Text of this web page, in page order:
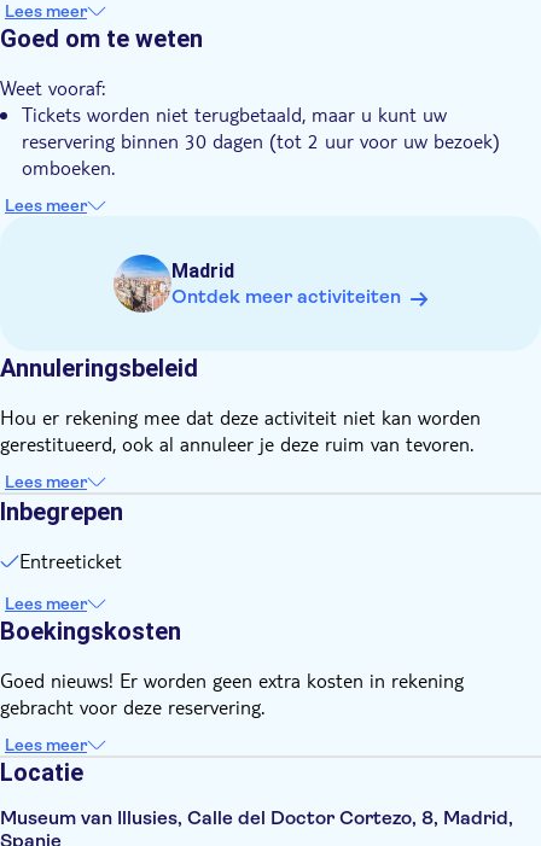
Lees meer
Goed om te weten
Weet vooraf:
Tickets worden niet terugbetaald, maar u kunt uw
reservering binnen 30 dagen (tot 2 uur voor uw bezoek)
omboeken.
Voor openingstijden kunt u rechtstreeks terecht op de
Dit is een bezoek van 1 uur en geen rondleiding
Lees meer
Madrid
Ontdek meer activiteiten
Annuleringsbeleid
Hou er rekening mee dat deze activiteit niet kan worden
gerestitueerd, ook al annuleer je deze ruim van tevoren.
Lees meer
Inbegrepen
Entreeticket
Lees meer
Boekingskosten
Goed nieuws! Er worden geen extra kosten in rekening
gebracht voor deze reservering.
Lees meer
Locatie
Museum van Illusies, Calle del Doctor Cortezo, 8, Madrid,
Spanje